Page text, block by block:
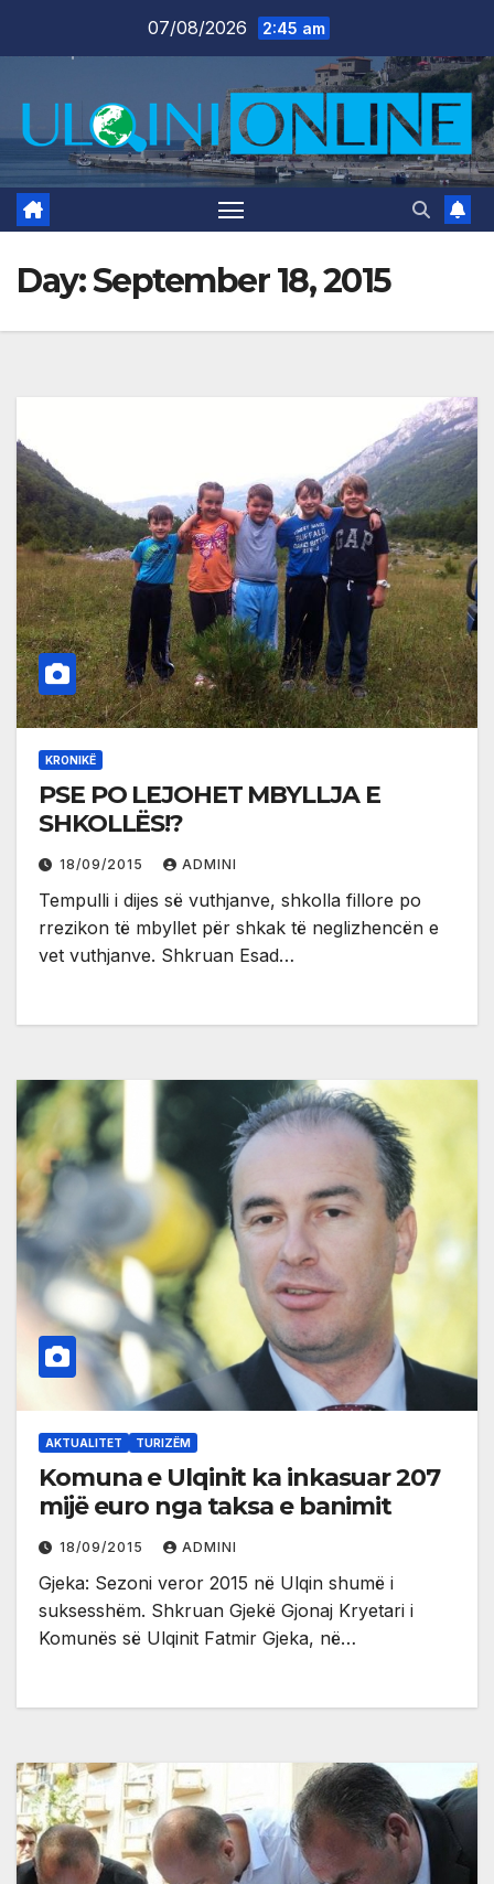
07/08/2026 2:45 am
Day:September 18, 2015
KRONIKË
PSE PO LEJOHET MBYLLJA E
SHKOLLËS!?
18/09/2015 ADMINI
Tempulli i dijes së vuthjanve, shkolla fillore po
rrezikon të mbyllet për shkak të neglizhencën e
vet vuthjanve. Shkruan Esad…
AKTUALITET TURIZËM
Komuna e Ulqinit ka inkasuar 207
mijë euro nga taksa e banimit
18/09/2015 ADMINI
Gjeka: Sezoni veror 2015 në Ulqin shumë i
suksesshëm. Shkruan Gjekë Gjonaj Kryetari i
Komunës së Ulqinit Fatmir Gjeka, në…